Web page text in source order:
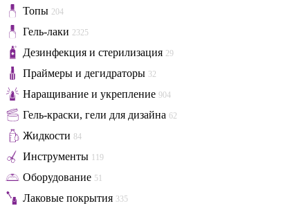
Топы 204
Гель-лаки 2325
Дезинфекция и стерилизация 29
Праймеры и дегидраторы 32
Наращивание и укрепление 904
Гель-краски, гели для дизайна 62
Жидкости 84
Инструменты 119
Оборудование 51
Лаковые покрытия 335